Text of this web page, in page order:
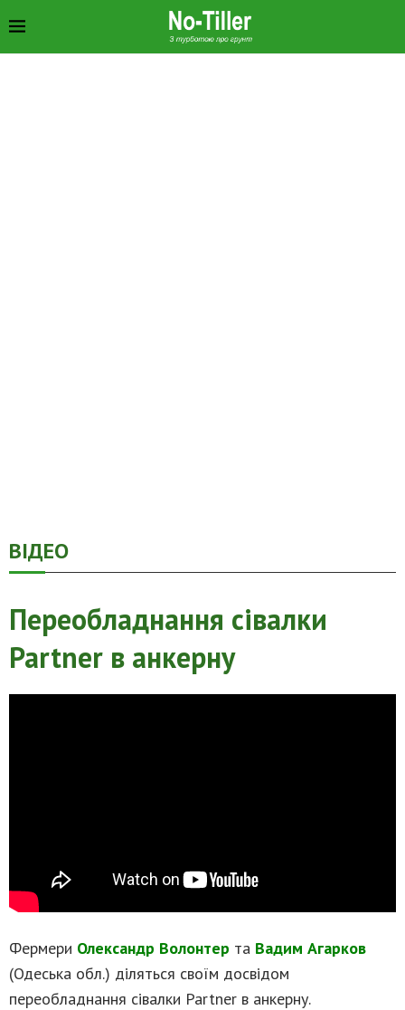
ВІДЕО
Переобладнання сівалки
Partner в анкерну
Фермери Олександр Волонтер та Вадим Агарков
(Одеська обл.) діляться своїм досвідом
переобладнання сівалки Partner в анкерну.